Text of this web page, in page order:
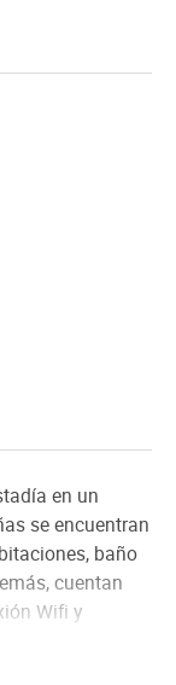
en un
se encuentran
baño
cuentan
Wifi y
conveniencia
Punta